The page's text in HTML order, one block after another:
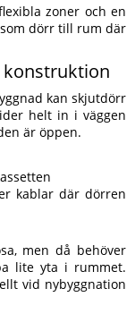
zoner och en
dörr till rum där
konstruktion
kan skjutdörr
helt in i väggen
är öppen.
kablar där dörren
men då behöver
lite yta i rummet.
vid nybyggnation